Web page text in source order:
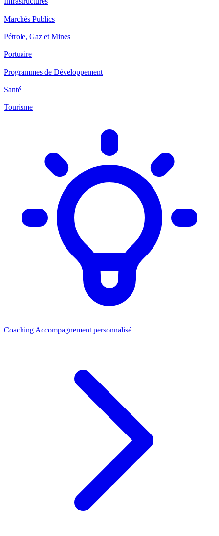
Marchés Publics
Pétrole, Gaz et Mines
Portuaire
Programmes de Développement
Santé
Tourisme
Coaching Accompagnement personnalisé